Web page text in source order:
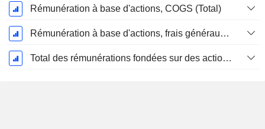
Rémunération à base d'actions, COGS (Total)
Rémunération à base d'actions, frais généraux et administratifs (total)
Total des rémunérations fondées sur des actions